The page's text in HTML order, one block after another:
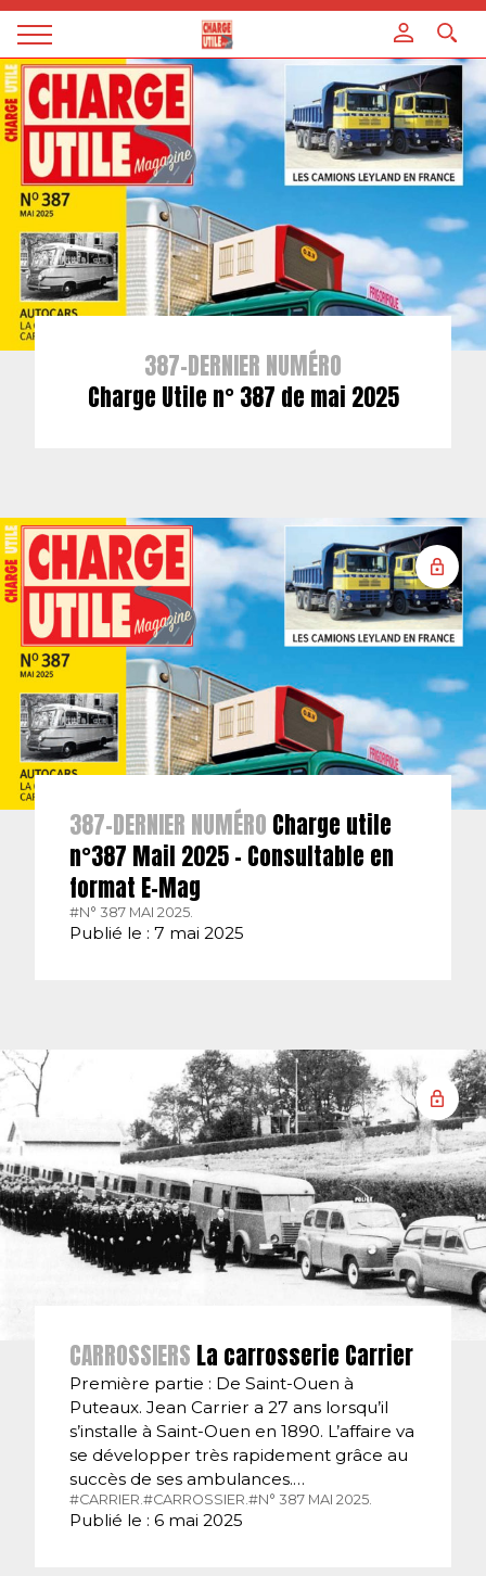
Magazine
Charge
utile
387-DERNIER NUMÉRO
Charge Utile n° 387 de mai 2025
387-DERNIER NUMÉRO Charge utile
n°387 Mail 2025 – Consultable en
format E-Mag
#N° 387 MAI 2025.
Publié le : 7 mai 2025
CARROSSIERS La carrosserie Carrier
Première partie : De Saint-Ouen à
Puteaux. Jean Carrier a 27 ans lorsqu’il
s’installe à Saint-Ouen en 1890. L’affaire va
se développer très rapidement grâce au
succès de ses ambulances.…
#CARRIER.#CARROSSIER.#N° 387 MAI 2025.
Publié le : 6 mai 2025
Panneau de gestion des cookies